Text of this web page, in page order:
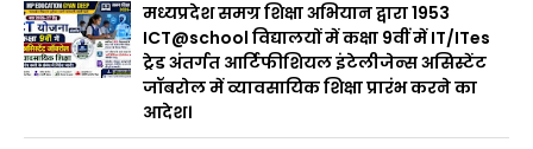
मध्यप्रदेश समग्र शिक्षा अभियान द्वारा 1953
ICT@school विद्यालयों में कक्षा 9वीं में IT/ITes
ट्रेड अंतर्गत आर्टिफीशियल इंटेलीजेन्स असिस्टेंट
जॉबरोल में व्यावसायिक शिक्षा प्रारंभ करने का
आदेश।